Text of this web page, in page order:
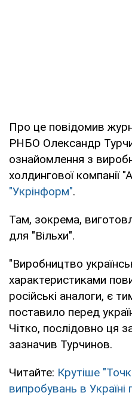
Про це повідомив
РНБО Олександр
ознайомлення з
холдингової компанії
"Укрінформ".
Там, зокрема,
для "Вільхи".
"Виробництво
характеристиками
російські аналоги, є
поставило перед
Чітко, послідовно ця
зазначив Турчинов.
Читайте: Крутіше
випробувань в Україні